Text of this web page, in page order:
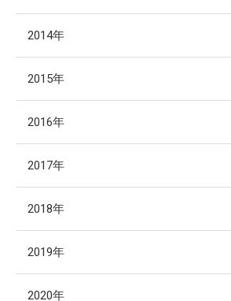
2014年
2015年
2016年
2017年
2018年
2019年
2020年